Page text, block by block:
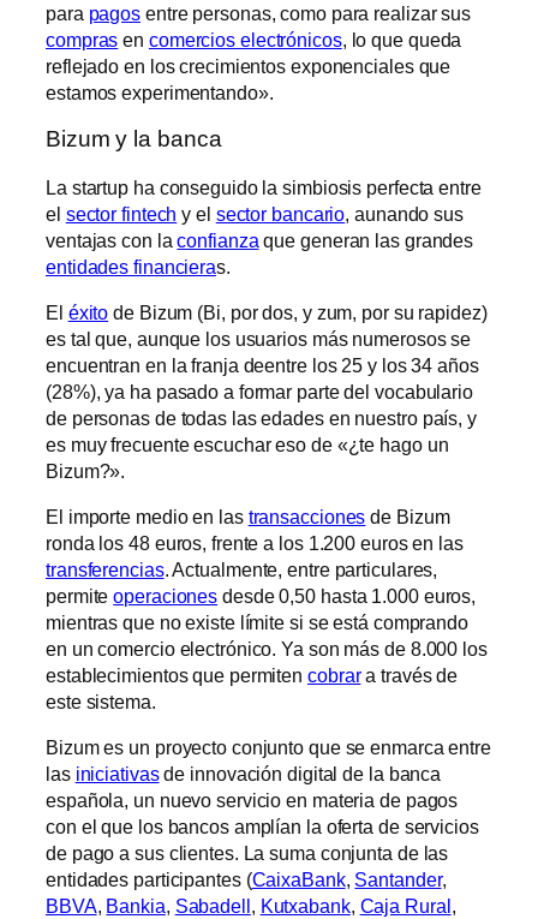
para pagos entre personas, como para realizar sus
compras en comercios electrónicos, lo que queda
reflejado en los crecimientos exponenciales que
estamos experimentando».
Bizum y la banca
La startup ha conseguido la simbiosis perfecta entre
el sector fintech y el sector bancario, aunando sus
ventajas con laconfianza que generan las grandes
entidades financieras.
El éxito de Bizum (Bi, por dos, y zum, por su rapidez)
es tal que, aunque los usuarios más numerosos se
encuentran en la franja deentre los 25 y los 34 años
(28%), ya ha pasado a formar parte del vocabulario
de personas de todas las edades en nuestro país, y
es muy frecuente escuchar eso de «¿te hago un
Bizum?».
El importe medio en las transacciones de Bizum
ronda los 48 euros, frente a los 1.200 euros en las
transferencias. Actualmente, entre particulares,
permiteoperaciones desde 0,50 hasta 1.000 euros,
mientras que no existe límite si se está comprando
en un comercio electrónico. Ya son más de 8.000 los
establecimientos que permiten cobrara través de
este sistema.
Bizum es un proyecto conjunto que se enmarca entre
las iniciativasde innovación digital de la banca
española, un nuevo servicio en materia de pagos
con el que los bancos amplían la oferta de servicios
de pago a sus clientes. La suma conjunta de las
entidades participantes (CaixaBank, Santander,
BBVA, Bankia, Sabadell , Kutxabank, Caja Rural ,